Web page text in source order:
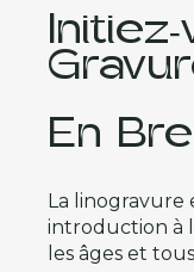
En
La
introduction à
les âges et